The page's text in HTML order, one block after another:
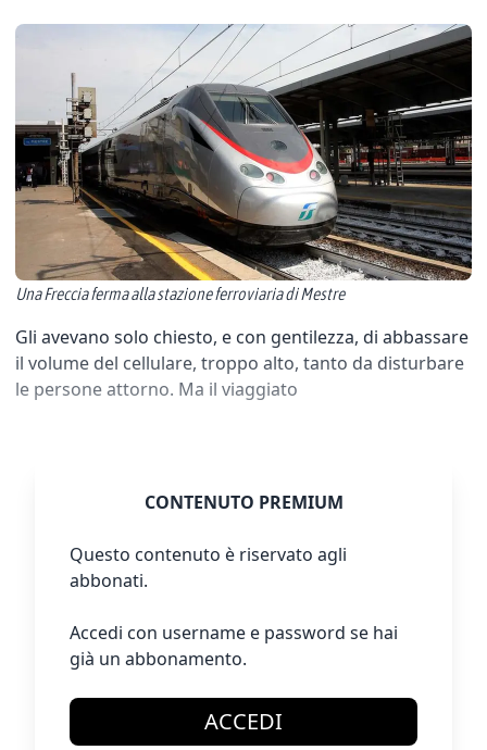
Una Freccia ferma alla stazione ferroviaria di Mestre
Gli avevano solo chiesto, e con gentilezza, di abbassare
il volume del cellulare, troppo alto, tanto da disturbare
le persone attorno. Ma il viaggiato
CONTENUTO PREMIUM
Questo contenuto è riservato agli
abbonati.
Accedi con username e password se hai
già un abbonamento.
ACCEDI